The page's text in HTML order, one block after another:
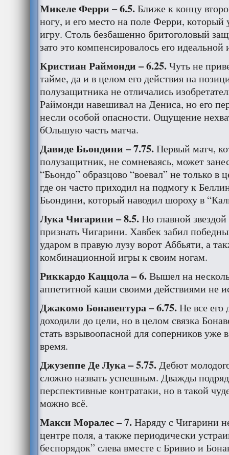
Микеле Ферри – 6.5.Ближе к концу
ногу, и его место на поле Ферри,
игру. Столь безбашенно бритоголовый
зато это компенсировалось его идеальной
Кристиан Раймонди – 6.25.Чуть не
тайме, да и в целом его действия на
полузащитника не отличались
Раймонди навешивал на Дениса, но его
несли особой опасности. Ощущение
бОльшую часть матча.
Давиде Бьондини – 7.75.Первый матч,
полузащитник, не сомневаясь, может
“Бьондо” образцово “воевал” не только в
где он часто приходил на подмогу к
Бьондини, который наводил шороху в
Лука Чигарини – 8.5.Но главной
признать Чигарини. Хавбек забил
ударом в правую лузу ворот Аббьяти, а
комбинационной игры к своим ногам.
Риккардо Каццола – 6.Вышел на
аппетитной каши своими действиями не
Джакомо Бонавентура – 6.75.Не все его
доходили до цели, но в целом связка
стать взрывоопасной для соперников уже
время.
Джузеппе Де Лука – 5.75.Дебют
сложно назвать успешным. Дважды
перспективные контратаки, но в такой
можно всё.
Макси Моралес – 7.Наряду с Чигарини
центре поля, а также периодически
беспорядок” слева вместе с Бривио и